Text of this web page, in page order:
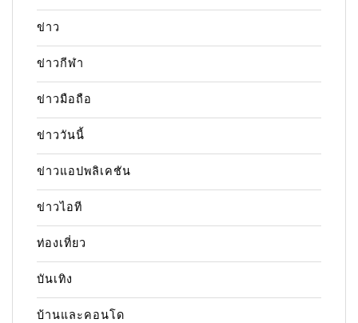
ข่าว
ข่าวกีฬา
ข่าวมือถือ
ข่าววันนี้
ข่าวแอปพลิเคชัน
ข่าวไอที
ท่องเที่ยว
บันเทิง
บ้านและคอนโด